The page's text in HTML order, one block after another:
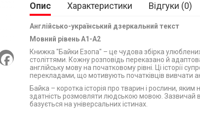
Опис
Англійсько-український дзеркальний текст
Мовний рівень A1-A2
Книжка "Байки Езопа" – це чудова збірка
століттями. Кожну розповідь переказано й
англійську мову на початковому рівні. Ці історії
перекладами, що мотивують початківців вивчати
Байка – коротка історія про тварин і рослини,
здатність розмовляти людською мовою. Зазвичай
базується на універсальних істинах.
Характеристики Відгуки 0
Facebook